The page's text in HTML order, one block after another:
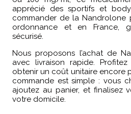
apprécié des sportifs et
commander de la Nandrolone
ordonnance et en France,
sécurisé.
Nous proposons l’achat de
avec livraison rapide.
obtenir un coût unitaire encore
commande est simple : vous
ajoutez au panier, et finalisez
votre domicile.